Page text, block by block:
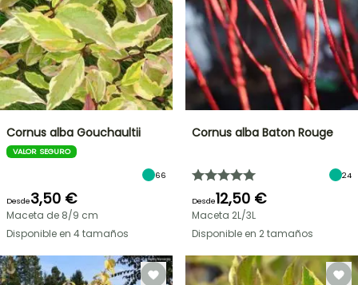
Cornus alba Gouchaultii
VALOR SEGURO
66
Desde3,50 €
Maceta de 8/9 cm
Disponible en 4 tamaños
Cornus alba Baton Rouge
24
Desde12,50 €
Maceta 2L/3L
Disponible en 2 tamaños